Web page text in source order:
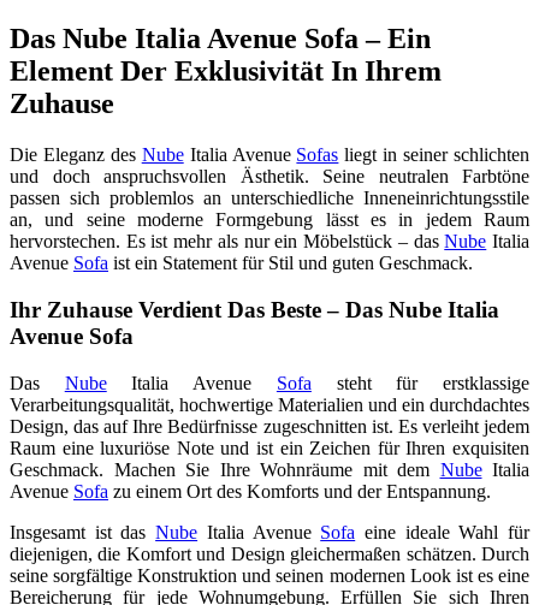
Das Nube Italia Avenue Sofa – Ein
Element Der Exklusivität In Ihrem
Zuhause
Die Eleganz des NubeItalia Avenue Sofas liegt in seiner schlichten
und doch anspruchsvollen Ästhetik. Seine neutralen Farbtöne
passen sich problemlos an unterschiedliche Inneneinrichtungsstile
an, und seine moderne Formgebung lässt es in jedem Raum
hervorstechen. Es ist mehr als nur ein Möbelstück – dasNube Italia
Avenue Sofa ist ein Statement für Stil und guten Geschmack.
Ihr Zuhause Verdient Das Beste – Das Nube Italia
Avenue Sofa
Das NubeItalia Avenue Sofa steht für erstklassige
Verarbeitungsqualität, hochwertige Materialien und ein durchdachtes
Design, das auf Ihre Bedürfnisse zugeschnitten ist. Es verleiht jedem
Raum eine luxuriöse Note und ist ein Zeichen für Ihren exquisiten
Geschmack. Machen Sie Ihre Wohnräume mit dem NubeItalia
Avenue Sofa zu einem Ort des Komforts und der Entspannung.
Insgesamt ist dasNube Italia Avenue Sofa eine ideale Wahl für
diejenigen, die Komfort und Design gleichermaßen schätzen. Durch
seine sorgfältige Konstruktion und seinen modernen Look ist es eine
Bereicherung für jede Wohnumgebung. Erfüllen Sie sich Ihren